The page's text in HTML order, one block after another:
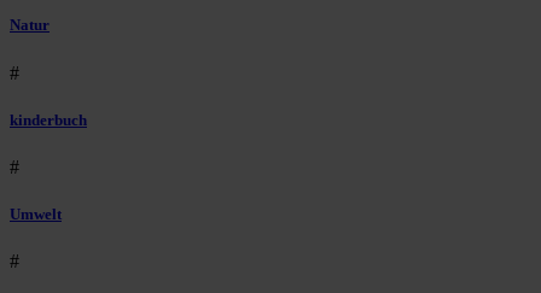
Natur
#
kinderbuch
#
Umwelt
#